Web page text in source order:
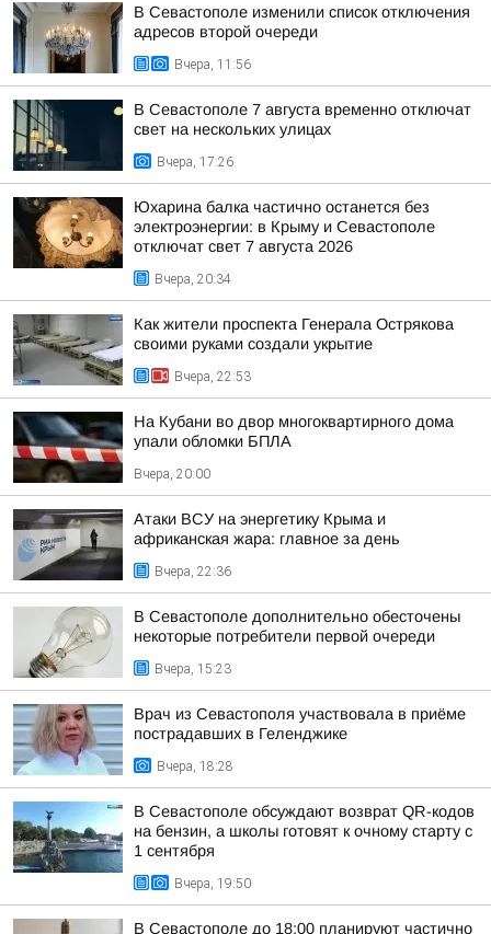
В Севастополе изменили список отключения
адресов второй очереди
Вчера, 11:56
В Севастополе 7 августа временно отключат
свет на нескольких улицах
Вчера, 17:26
Юхарина балка частично останется без
электроэнергии: в Крыму и Севастополе
отключат свет 7 августа 2026
Вчера, 20:34
Как жители проспекта Генерала Острякова
своими руками создали укрытие
Вчера, 22:53
На Кубани во двор многоквартирного дома
упали обломки БПЛА
Вчера, 20:00
Атаки ВСУ на энергетику Крыма и
африканская жара: главное за день
Вчера, 22:36
В Севастополе дополнительно обесточены
некоторые потребители первой очереди
Вчера, 15:23
Врач из Севастополя участвовала в приёме
пострадавших в Геленджике
Вчера, 18:28
В Севастополе обсуждают возврат QR-кодов
на бензин, а школы готовят к очному старту с
1 сентября
Вчера, 19:50
В Севастополе до 18:00 планируют частично